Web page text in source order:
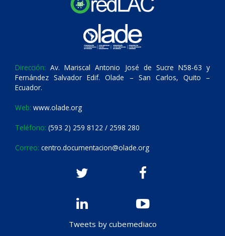
Dirección: Av. Mariscal Antonio José de Sucre N58-63 y
Fernández Salvador Edif. Olade – San Carlos, Quito –
Ecuador.
Web: www.olade.org
Teléfono: (593 2) 259 8122 / 2598 280
Correo: centro.documentacion@olade.org
Tweets by cubemediaco